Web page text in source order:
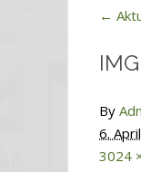
←
By
6.
3024